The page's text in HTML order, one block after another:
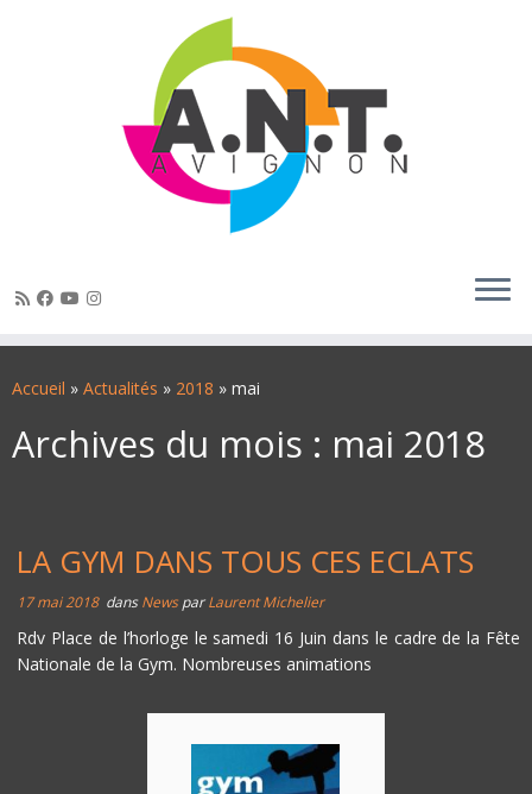
auAccueil » Actualités » 2018 » mai
Archives du mois : mai 2018
LA GYM DANS TOUS CES ECLATS
17 mai 2018dansNewsparLaurent Michelier
Rdv Place de l’horloge le samedi 16 Juin dans le cadre de la Fête
Nationale de la Gym. Nombreuses animations